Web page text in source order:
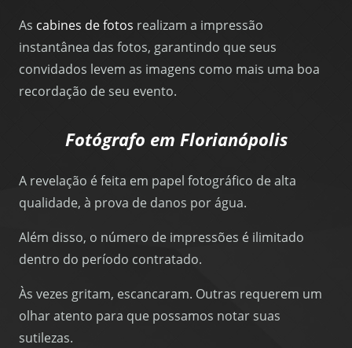
As cabines de fotos realizam a impressão
instantânea das fotos, garantindo que seus
convidados levem as imagens como mais uma boa
recordação de seu evento.
Fotógrafo em Florianópolis
A revelação é feita em papel fotográfico de alta
qualidade, à prova de danos por água.
Além disso, o número de impressões é ilimitado
dentro do período contratado.
Às vezes gritam, escancaram. Outras requerem um
olhar atento para que possamos notar suas
sutilezas.